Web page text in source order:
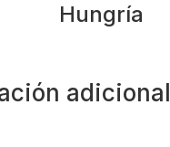
Hungría
adicional